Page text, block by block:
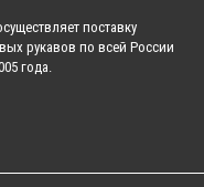
поставку
рукавов по всей России
года.